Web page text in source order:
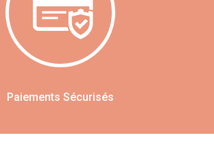
Paiements Sécurisés